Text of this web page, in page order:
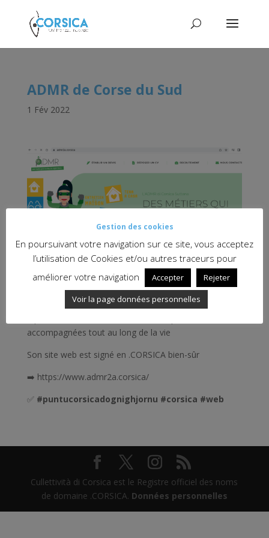
ADMR de Corse du Sud
1 Fév 2022
L’ADMR de Corse-du-Sud, un réseau de 21
associations membres, facilitateur de vie depuis 1969.
accompagnées tout au long de la vie
Son site web est signé en .CORSICA bien-sûr
➡️ https://www.admr2a.corsica/
✅ #puntucorsicadognighjornu #corsica #web
Cullettività di Corsica est le Registre officiel des noms
de domaine .CORSICA. Données personnelles
Gestion des cookies
En poursuivant votre navigation sur ce site, vous acceptez
l’utilisation de Cookies et/ou autres traceurs pour
améliorer votre navigation
Accepter
Rejeter
Voir la page données personnelles